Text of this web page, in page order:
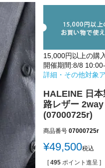
15,000円以上の購
開催期間:8/8
詳細・その他対象
HALEINE 日
路レザー
(07000725r)
商品番号 07000725r
¥49,500税込
[ 495 ポイント進呈 ]